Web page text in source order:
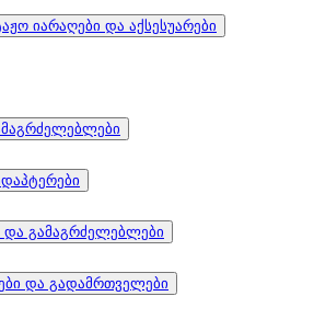
იარაღები და აქსესუარები
და გამაგრძელებლები
და გადამრთველები